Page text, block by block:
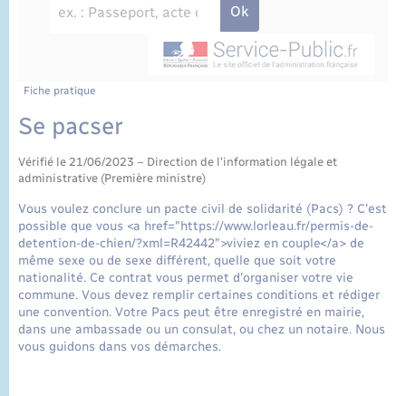
État civil
Cimetière communal
Fiche pratique
Se pacser
Vérifié le 21/06/2023 – Direction de l'information légale et
administrative (Première ministre)
Vous voulez conclure un pacte civil de solidarité (Pacs) ? C'est
possible que vous <a href="https://www.lorleau.fr/permis-de-
detention-de-chien/?xml=R42442">viviez en couple</a> de
même sexe ou de sexe différent, quelle que soit votre
nationalité. Ce contrat vous permet d'organiser votre vie
commune. Vous devez remplir certaines conditions et rédiger
une convention. Votre Pacs peut être enregistré en mairie,
dans une ambassade ou un consulat, ou chez un notaire. Nous
vous guidons dans vos démarches.